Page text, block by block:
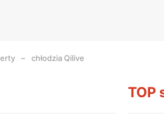
chłodzia Qilive
TOP